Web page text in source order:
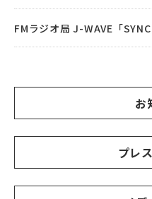
FMラジオ局 J-WAVE「
お
プレ